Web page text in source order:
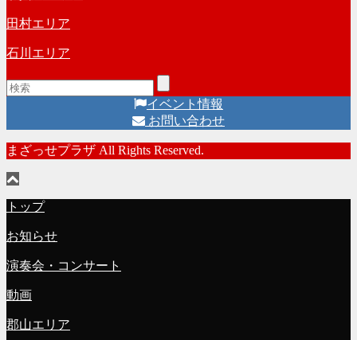
田村エリア
石川エリア
イベント情報
お問い合わせ
まざっせプラザ All Rights Reserved.
トップ
お知らせ
演奏会・コンサート
動画
郡山エリア